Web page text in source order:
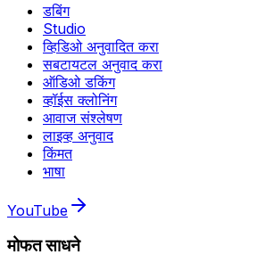
डबिंग
Studio
व्हिडिओ अनुवादित करा
सबटायटल अनुवाद करा
ऑडिओ डकिंग
व्हॉईस क्लोनिंग
आवाज संश्लेषण
लाइव्ह अनुवाद
किंमत
भाषा
YouTube
मोफत साधने